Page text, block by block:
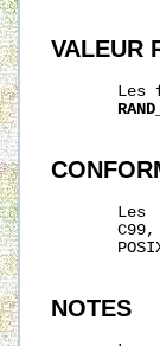
VALEUR
Les
Les
NOTES